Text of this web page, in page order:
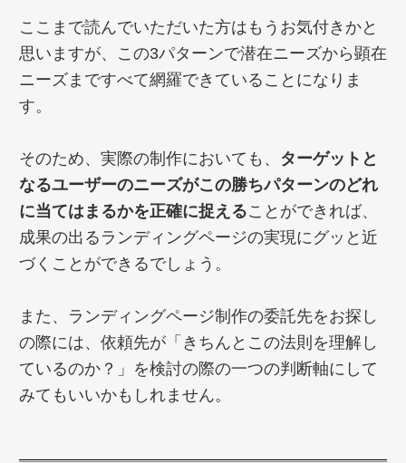
ここまで読んでいただいた方はもうお気付きかと
思いますが、この3パターンで潜在ニーズから顕在
ニーズまですべて網羅できていることになりま
す。
そのため、実際の制作においても、 ターゲットと
なるユーザーのニーズがこの勝ちパターンのどれ
に当てはまるかを正確に捉えることができれば、
成果の出るランディングページの実現にグッと近
づくことができるでしょう。
また、ランディングページ制作の委託先をお探し
の際には、依頼先が「きちんとこの法則を理解し
ているのか？」を検討の際の一つの判断軸にして
みてもいいかもしれません。